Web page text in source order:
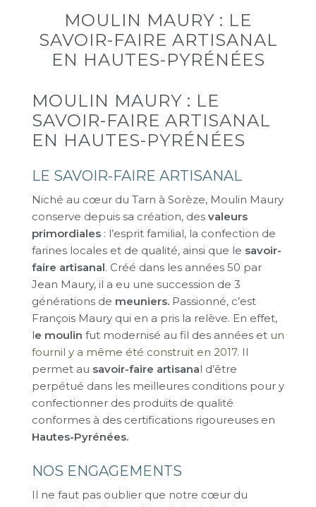
MOULIN MAURY : LE
SAVOIR-FAIRE ARTISANAL
EN HAUTES-PYRÉNÉES
MOULIN MAURY : LE
SAVOIR-FAIRE ARTISANAL
EN HAUTES-PYRÉNÉES
LE SAVOIR-FAIRE ARTISANAL
Niché au cœur du Tarn à Sorèze, Moulin Maury
conserve depuis sa création, des valeurs
primordiales : l’esprit familial, la confection de
farines locales et de qualité, ainsi que le savoir-
faire artisanal. Créé dans les années 50 par
Jean Maury, il a eu une succession de 3
générations de meuniers. Passionné, c’est
François Maury qui en a pris la relève. En effet,
le moulin fut modernisé au fil des années et un
fournil y a même été construit en 2017. Il
permet au savoir-faire artisanal d’être
perpétué dans les meilleures conditions pour y
confectionner des produits de qualité
conformes à des certifications rigoureuses en
Hautes-Pyrénées.
NOS ENGAGEMENTS
Il ne faut pas oublier que notre cœur du